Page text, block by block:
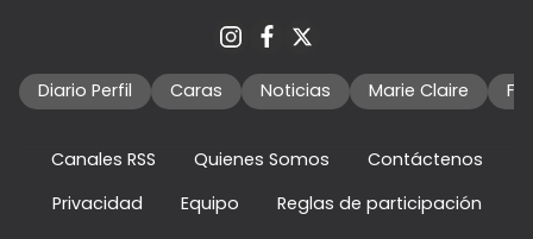
Diario Perfil Caras Noticias Marie Claire
Canales RSS Quienes Somos
Contáctenos
Privacidad
Equipo
Reglas de participación